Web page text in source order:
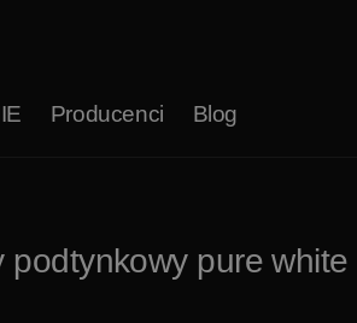
Producenci Blog
podtynkowy pure